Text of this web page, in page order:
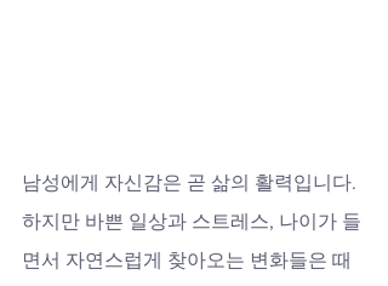
남성에게 자신감은 곧 삶의 활력입니다.
하지만 바쁜 일상과 스트레스, 나이가 들
면서 자연스럽게 찾아오는 변화들은 때